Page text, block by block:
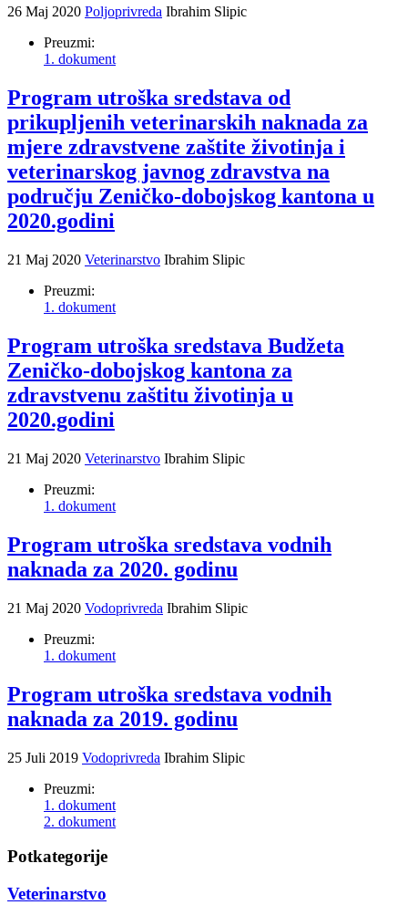
26 Maj 2020 Poljoprivreda Ibrahim Slipic
Preuzmi:
1. dokument
Program utroška sredstava od
prikupljenih veterinarskih naknada za
mjere zdravstvene zaštite životinja i
veterinarskog javnog zdravstva na
području Zeničko-dobojskog kantona u
2020.godini
21 Maj 2020 Veterinarstvo Ibrahim Slipic
Preuzmi:
1. dokument
Program utroška sredstava Budžeta
Zeničko-dobojskog kantona za
zdravstvenu zaštitu životinja u
2020.godini
21 Maj 2020 Veterinarstvo Ibrahim Slipic
Preuzmi:
1. dokument
Program utroška sredstava vodnih
naknada za 2020. godinu
21 Maj 2020 Vodoprivreda Ibrahim Slipic
Preuzmi:
1. dokument
Program utroška sredstava vodnih
naknada za 2019. godinu
25 Juli 2019 Vodoprivreda Ibrahim Slipic
Preuzmi:
1. dokument
2. dokument
Potkategorije
Veterinarstvo